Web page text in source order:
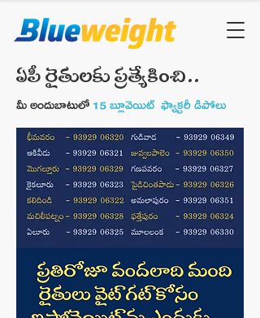
ఏపీ రైతులకు ప్రత్యేకించి..
మీ అందుబాటులో15 బ్లూవెయిట్ ఫ్యాక్టరీ డిపోలు